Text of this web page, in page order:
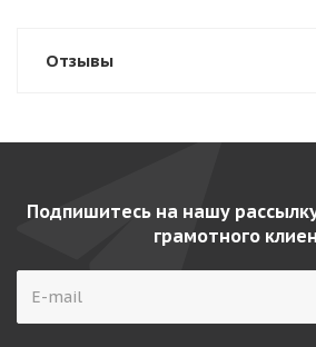
Отзывы
Подпишитесь на нашу
грамотного